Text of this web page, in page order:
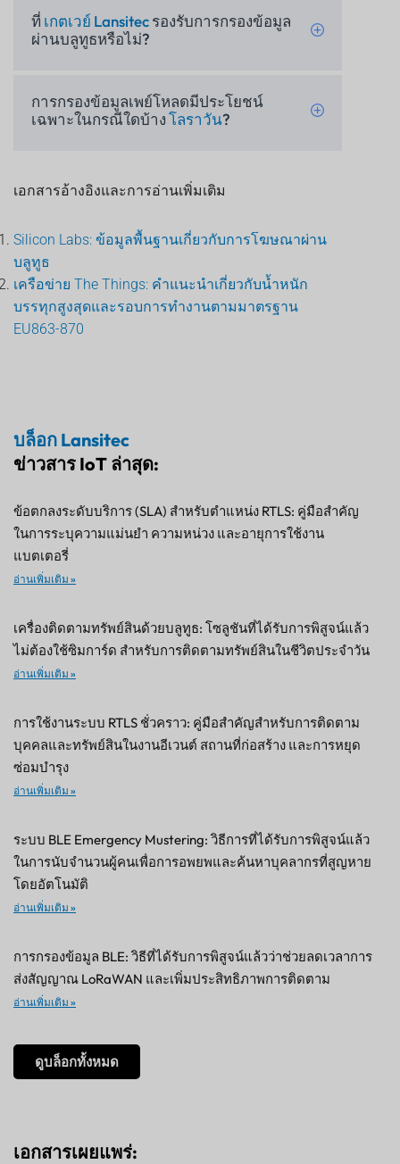
ที่ เกตเวย์ Lansitecรองรับการกรองข้อมูล
ผ่านบลูทูธหรือไม่?
การกรองข้อมูลเพย์โหลดมีประโยชน์
เฉพาะในกรณีใดบ้างโลราวัน?
เอกสารอ้างอิงและการอ่านเพิ่มเติม
Silicon Labs: ข้อมูลพื้นฐานเกี่ยวกับการโฆษณาผ่าน
บลูทูธ
เครือข่าย The Things: คำแนะนำเกี่ยวกับน้ำหนัก
บรรทุกสูงสุดและรอบการทำงานตามมาตรฐาน
EU863-870
บล็อก Lansitec
ข่าวสาร IoT ล่าสุด:
ข้อตกลงระดับบริการ (SLA) สำหรับตำแหน่ง RTLS: คู่มือสำคัญ
ในการระบุความแม่นยำ ความหน่วง และอายุการใช้งาน
แบตเตอรี่
อ่านเพิ่มเติม »
เครื่องติดตามทรัพย์สินด้วยบลูทูธ: โซลูชันที่ได้รับการพิสูจน์แล้ว
ไม่ต้องใช้ซิมการ์ด สำหรับการติดตามทรัพย์สินในชีวิตประจำวัน
อ่านเพิ่มเติม »
การใช้งานระบบ RTLS ชั่วคราว: คู่มือสำคัญสำหรับการติดตาม
บุคคลและทรัพย์สินในงานอีเวนต์ สถานที่ก่อสร้าง และการหยุด
ซ่อมบำรุง
อ่านเพิ่มเติม »
ระบบ BLE Emergency Mustering: วิธีการที่ได้รับการพิสูจน์แล้ว
ในการนับจำนวนผู้คนเพื่อการอพยพและค้นหาบุคลากรที่สูญหาย
โดยอัตโนมัติ
อ่านเพิ่มเติม »
การกรองข้อมูล BLE: วิธีที่ได้รับการพิสูจน์แล้วว่าช่วยลดเวลาการ
ส่งสัญญาณ LoRaWAN และเพิ่มประสิทธิภาพการติดตาม
อ่านเพิ่มเติม »
ดูบล็อกทั้งหมด
เอกสารเผยแพร่: